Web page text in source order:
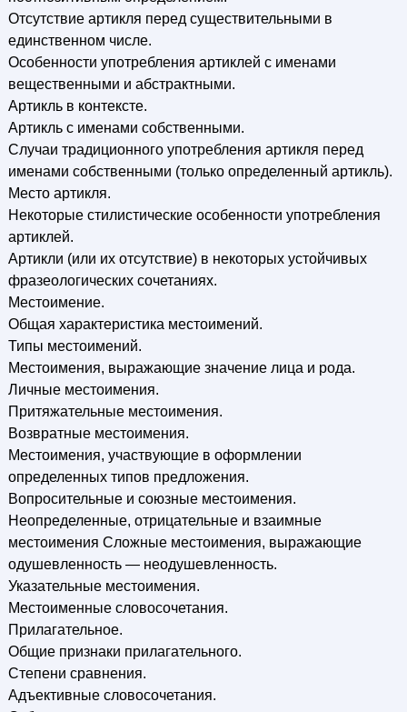
Отсутствие артикля перед существительными в
единственном числе.
Особенности употребления артиклей с именами
вещественными и абстрактными.
Артикль в контексте.
Артикль с именами собственными.
Случаи традиционного употребления артикля перед
именами собственными (только определенный артикль).
Место артикля.
Некоторые стилистические особенности употребления
артиклей.
Артикли (или их отсутствие) в некоторых устойчивых
фразеологических сочетаниях.
Местоимение.
Общая характеристика местоимений.
Типы местоимений.
Местоимения, выражающие значение лица и рода.
Личные местоимения.
Притяжательные местоимения.
Возвратные местоимения.
Местоимения, участвующие в оформлении
определенных типов предложения.
Вопросительные и союзные местоимения.
Неопределенные, отрицательные и взаимные
местоимения Сложные местоимения, выражающие
одушевленность — неодушевленность.
Указательные местоимения.
Местоименные словосочетания.
Прилагательное.
Общие признаки прилагательного.
Степени сравнения.
Адъективные словосочетания.